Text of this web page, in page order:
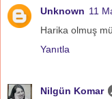
Unknown 11
Harika olmuş
Yanıtla
Nilgün Komar